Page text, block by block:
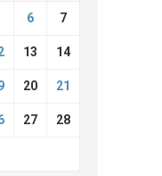
6 7
13 14
20 21
27 28